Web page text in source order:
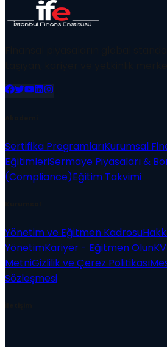
Sertifika ProgramlarıKurumsal
EğitimleriSermaye Piyasaları &
(Compliance)Eğitim Takvimi
Yönetim ve Eğitmen Kadrosu
YönetimKariyer - Eğitmen Olun
MetniGizlilik ve Çerez Politikası
Sözleşmesi